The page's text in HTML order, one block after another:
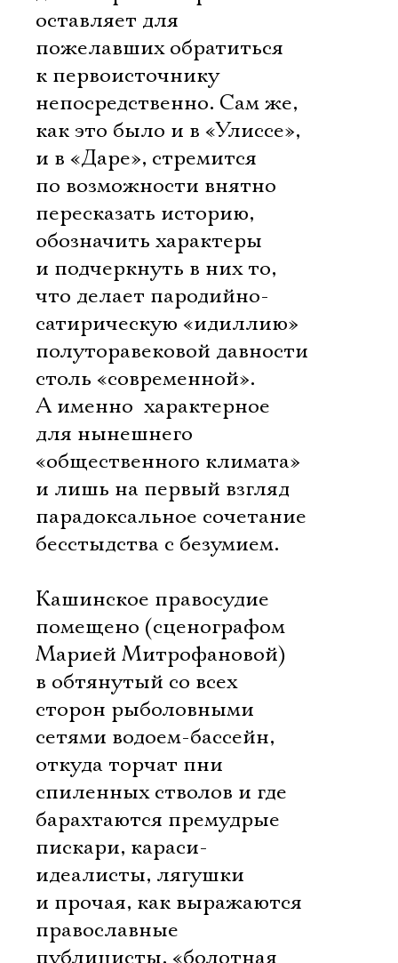
оставляет для
пожелавших обратиться
к первоисточнику
непосредственно. Сам же,
как это было и в «Улиссе»,
и в «Даре», стремится
по возможности внятно
пересказать историю,
обозначить характеры
и подчеркнуть в них то,
что делает пародийно-
сатирическую «идиллию»
полуторавековой давности
столь «современной».
А именно  характерное
для нынешнего
«общественного климата»
и лишь на первый взгляд
парадоксальное сочетание
бесстыдства с безумием.
Кашинское правосудие
помещено (сценографом
Марией Митрофановой)
в обтянутый со всех
сторон рыболовными
сетями водоем-бассейн,
откуда торчат пни
спиленных стволов и где
барахтаются премудрые
пискари, караси-
идеалисты, лягушки
и прочая, как выражаются
православные
публицисты, «болотная